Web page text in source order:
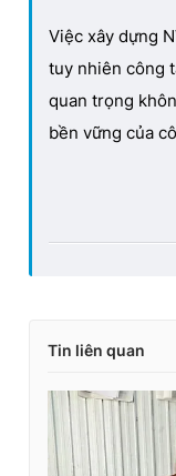
Việc xây dựng
tuy nhiên công
quan trọng
bền vững của
Tin liên quan